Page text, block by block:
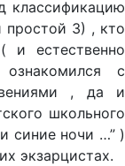
классификацию
3) , кто
и естественно
с
, да и
школьного
синие ночи …” )
экзарцистах.